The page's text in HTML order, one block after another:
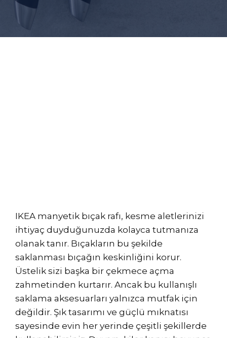
IKEA manyetik bıçak rafı, kesme aletlerinizi
ihtiyaç duyduğunuzda kolayca tutmanıza
olanak tanır. Bıçakların bu şekilde
saklanması bıçağın keskinliğini korur.
Üstelik sizi başka bir çekmece açma
zahmetinden kurtarır. Ancak bu kullanışlı
saklama aksesuarları yalnızca mutfak için
değildir. Şık tasarımı ve güçlü mıknatısı
sayesinde evin her yerinde çeşitli şekillerde